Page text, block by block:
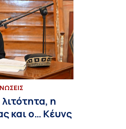
η
και ο… Κέυνς